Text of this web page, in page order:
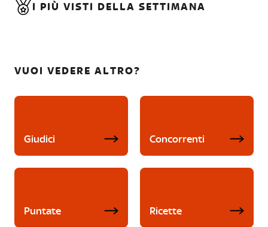
I PIÙ VISTI DELLA SETTIMANA
VUOI VEDERE ALTRO?
Giudici Concorrenti
Puntate Ricette